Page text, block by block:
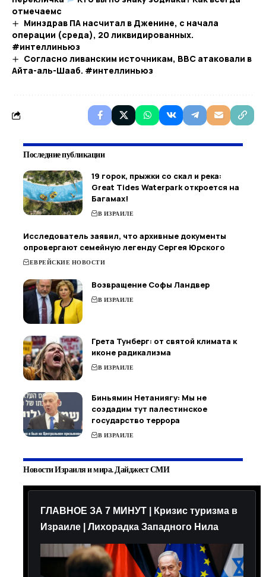
отмечаемс
Минздрав ПА насчитал в Дженине, с начала
операции (среда), 20 ликвидированных.
#интеллиньюз
Согласно ливанским источникам, ВВС атаковали в
Айта-аль-Шааб. #интеллиньюз
Последние публикации
19 горок, прыжки со скал и река:
Great Tides Waterpark откроется на
Багамах!
В ИЗРАИЛЕ
Исследователь заявил, что архивные документы
опровергают семейную легенду Сергея Юрского
ЕВРЕЙСКИЕ НОВОСТИ
Возвращение Софы Ландвер
В ИЗРАИЛЕ
Грета Тунберг: от святой климата к
иконе радикализма
В ИЗРАИЛЕ
Биньямин Нетаниягу: Мы не
создадим тут палестинское
государство террора
В ИЗРАИЛЕ
Новости Израиля и мира. Дайджест СМИ